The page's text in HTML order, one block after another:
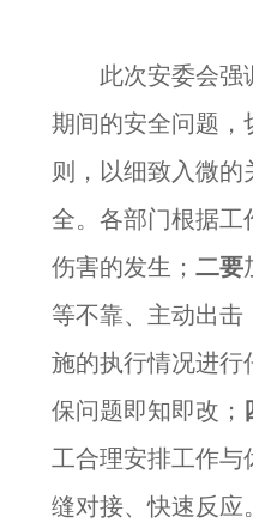
此次安委会强
期间的安全问题，
则，以细致入微的
全。各部门根据工
伤害的发生；二要
等不靠、主动出击
施的执行情况进行
保问题即知即改；
工合理安排工作
缝对接、快速反应